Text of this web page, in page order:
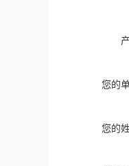
您的
您的